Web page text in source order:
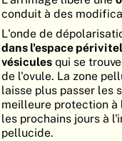
conduit à des
L'onde de
dans l'espace
vésicules qui se
de l'ovule. La zone
laisse plus passer les
meilleure protection à
les prochains jours à
pellucide.